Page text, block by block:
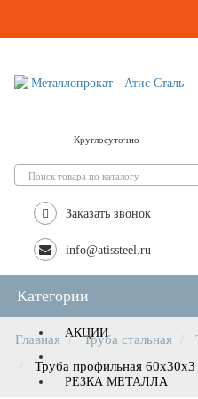
Круглосуточно
Заказать звонок
info@atissteel.ru
Категории
АКЦИИ
РЕЗКА МЕТАЛЛА
Главная Труба стальная
Труба профильная